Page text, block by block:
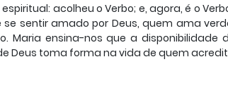
acolheu o Verbo; e, agora, é o
sentir amado por Deus, quem ama
Maria ensina-nos que a
Deus toma forma na vida de quem acredita